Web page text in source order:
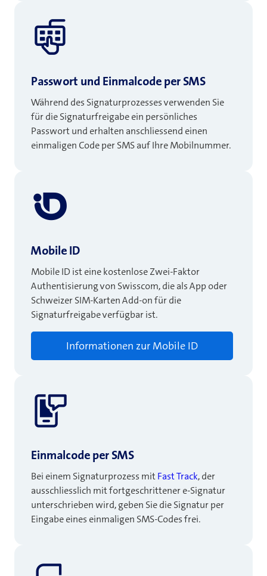
Passwort und Einmalcode per SMS
Während des Signaturprozesses verwenden Sie
für die Signaturfreigabe ein persönliches
Passwort und erhalten anschliessend einen
einmaligen Code per SMS auf Ihre Mobilnummer.
Mobile ID
Mobile ID ist eine kostenlose Zwei-Faktor
Authentisierung von Swisscom, die als App oder
Schweizer SIM-Karten Add-on für die
Signaturfreigabe verfügbar ist.
Informationen zur Mobile ID
Einmalcode per SMS
Bei einem Signaturprozess mitFast Track, der
ausschliesslich mit fortgeschrittener e-Signatur
unterschrieben wird, geben Sie die Signatur per
Eingabe eines einmaligen SMS-Codes frei.